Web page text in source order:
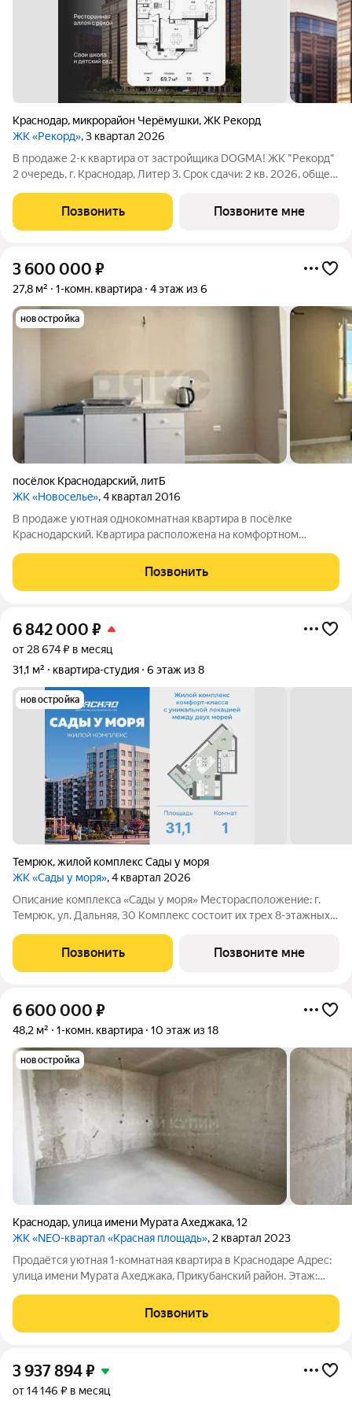
Краснодар, микрорайон Черёмушки,ЖК Рекорд
ЖК «Рекорд», 3 квартал 2026
В продаже 2-к квартира от застройщика DOGMA! ЖК "Рекорд"
2 очередь, г. Краснодар, Литер 3. Срок сдачи: 2 кв. 2026, общей
место вашего баланса. Город снаружи природа внутри.
Квартал с
Позвонить Позвоните мне
3 600 000 ₽
27,8 м² 1-комн. квартира 4 этаж из 6
новостройка
посёлок Краснодарский, литБ
ЖК «Нoвoceльe», 4 квартал 2016
В продаже уютная однокомнатная квартира в посёлке
Краснодарский. Квартира расположена на комфортном
новый ремонт из качественных материалов, в квартире никто
не жил. Установлен кухонный гарнитур.
Позвонить
6 842 000 ₽
от 28 674 ₽ в месяц
31,1 м²
квартира-студия 6 этаж из 8
новостройка
Темрюк,жилой комплекс Сады у моря
ЖК «Сады у моря», 4 квартал 2026
Описание комплекса «Сады у моря» Месторасположение: г.
Темрюк, ул. Дальняя, 30 Комплекс состоит их трех 8-этажных
Литеры 1 и 2 состоят из 10 подъездов. Литер 1 и 2 построены и
введены в
Позвонить Позвоните мне
6 600 000 ₽
48,2 м² 1-комн. квартира 10 этаж из 18
новостройка
Краснодар,улица имени Мурата Ахеджака,12
ЖК «NEO-квартал «Красная площадь», 2 квартал 2023
Продаётся уютная 1-комнатная квартира в Краснодаре Адрес:
улица имени Мурата Ахеджака, Прикубанский район. Этаж:
кирпичный. Общая площадь: 48,2 кв. м. Жилая площадь: 28,1 кв.
м. Площадь
Позвонить
3 937 894₽
от 14 146 ₽ в месяц